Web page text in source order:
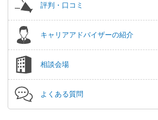
評判・口コミ
キャリアアドバイザーの紹介
相談会場
よくある質問